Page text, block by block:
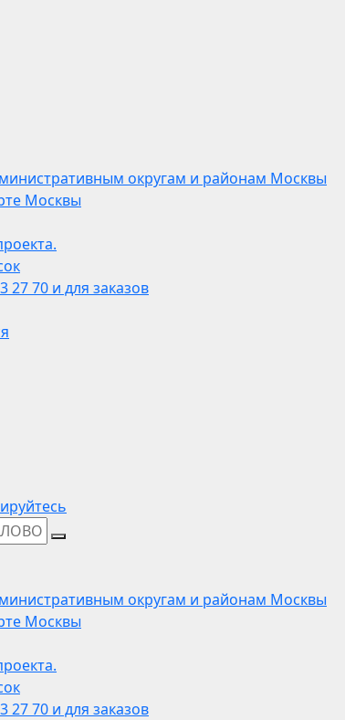
округам и районам Москвы
Москвы
27 70 и для заказов
округам и районам Москвы
Москвы
27 70 и для заказов